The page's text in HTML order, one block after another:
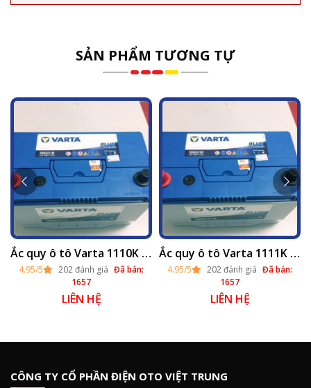
SẢN PHẨM TƯƠNG TỰ
Ắc quy ô tô Varta 1110K khô (12v - 100ah) thay lắp tại Hà Nội 2025
4.95/5 202 đánh giá Đã bán:
1657
LIÊN HỆ
Ắc quy ô tô Varta 1111K khô (12v - 100ah)
4.95/5 202 đánh giá Đã bán:
1657
LIÊN HỆ
CÔNG TY CỔ PHẦN ĐIỆN OTO VIỆT TRUNG